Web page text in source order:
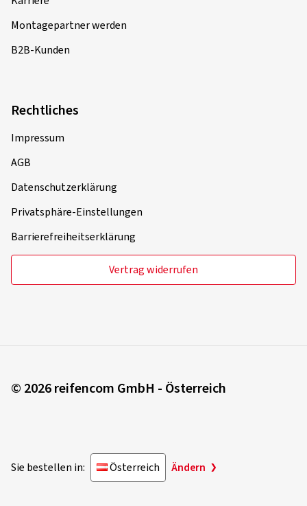
Montagepartner werden
B2B-Kunden
Rechtliches
Impressum
AGB
Datenschutzerklärung
Privatsphäre-Einstellungen
Barrierefreiheitserklärung
Vertrag widerrufen
© 2026 reifencom GmbH - Österreich
Sie bestellen in: Österreich Ändern